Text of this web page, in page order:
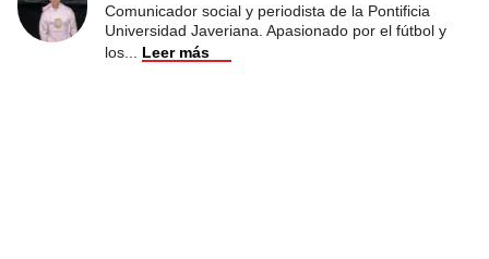
Comunicador social y periodista de la Pontificia
Universidad Javeriana. Apasionado por el fútbol y
los
Leer más